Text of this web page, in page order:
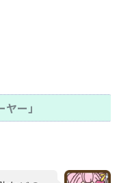
ー」